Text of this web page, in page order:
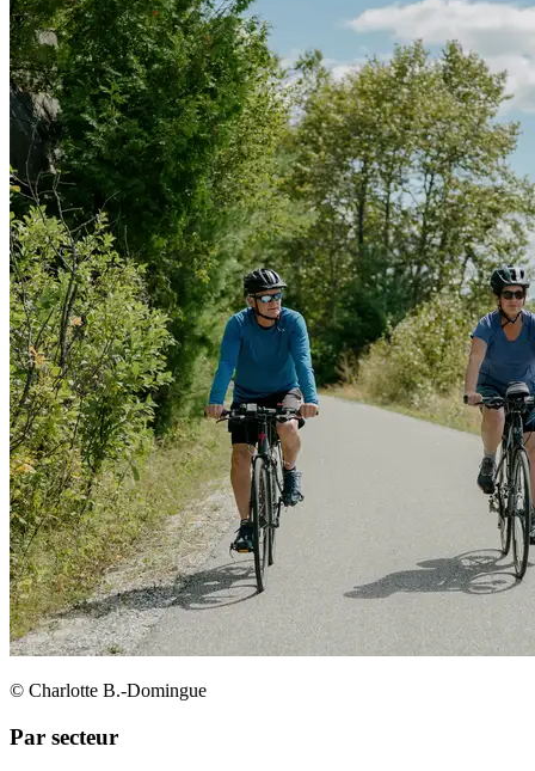
© Charlotte B.-Domingue
Par secteur